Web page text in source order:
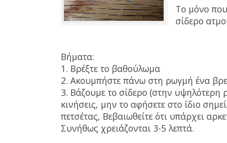
Το μόνο που
σίδερο
Βήματα:
1. Βρέξτε το βαθούλωμα
2. Ακουμπήστε πάνω στη ρωγμή ένα
3. Βάζουμε το σίδερο (στην υψηλότερη
κινήσεις, μην το αφήσετε στο ίδιο
πετσέτας, Βεβαιωθείτε ότι υπάρχει
Συνήθως χρειάζονται 3-5 λεπτά.